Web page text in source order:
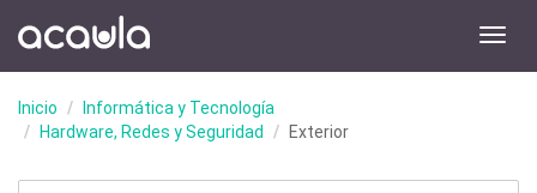
Inicio
Informática y Tecnología
Hardware, Redes y Seguridad
Exterior